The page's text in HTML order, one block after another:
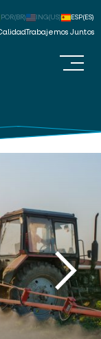
Trabajemos Juntos
POR(BR) ING(US) ESP(ES)